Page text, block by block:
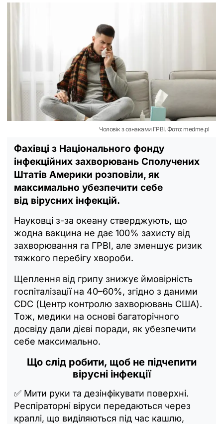
Чоловік з ознаками ГРВІ. Фото: medme.pl
Фахівці з Національного фонду
інфекційних захворювань Сполучених
Штатів Америки розповіли, як
максимально убезпечити себе
від вірусних інфекцій.
Науковці з-за океану стверджують, що
жодна вакцина не дає 100% захисту від
захворювання га ГРВІ, але зменшує ризик
тяжкого перебігу хвороби.
Щеплення від грипу знижує ймовірність
госпіталізації на 40–60%, згідно з даними
CDC (Центр контролю захворювань США).
Тож, медики на основі багаторічного
досвіду дали дієві поради, як убезпечити
себе максимально.
Що слід робити, щоб не підчепити
вірусні інфекції
✅ Мити руки та дезінфікувати поверхні.
Респіраторні віруси передаються через
краплі, що виділяються під час кашлю,